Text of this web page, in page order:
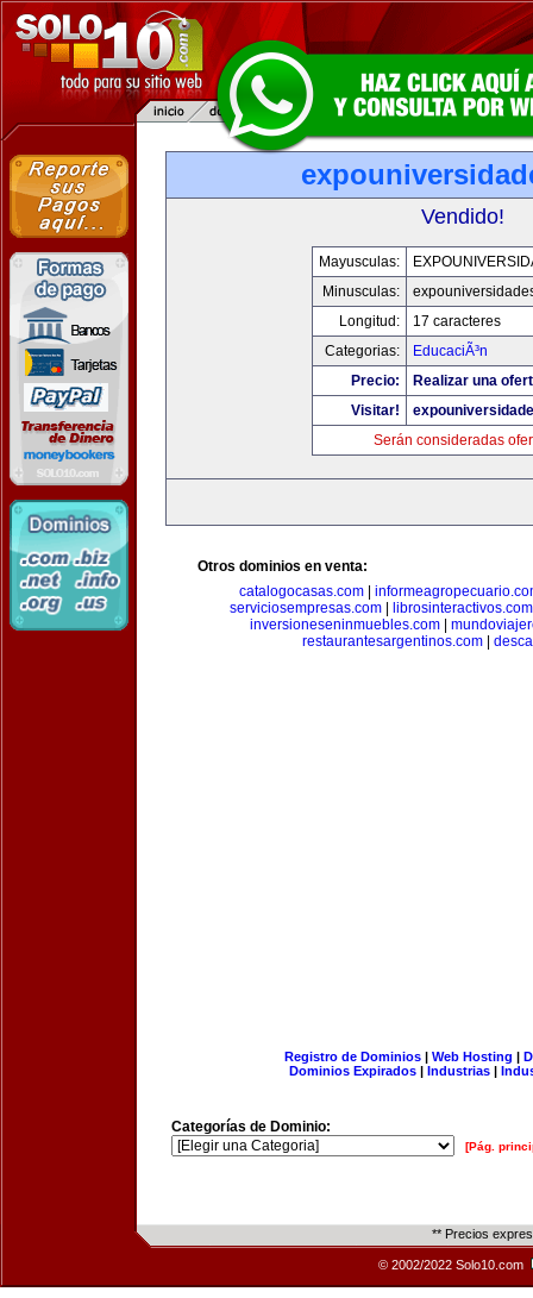
Vendido!
Mayusculas:
Minusculas:
Longitud:
17 caracteres
Categorias:
EducaciÃ³n
Precio:
Realizar una
Visitar!
Serán consideradas
Otros dominios en venta:
catalogocasas.com
serviciosempresas.com| librosinteractivos.com
inversioneseninmuebles.com|
restaurantesargentinos.com|
Registro de Dominios| Web Hosting |
Dominios Expirados | Industrias |
Categorías de Dominio:
[Pág.
** Precios
© 2002/2022 Solo10.com